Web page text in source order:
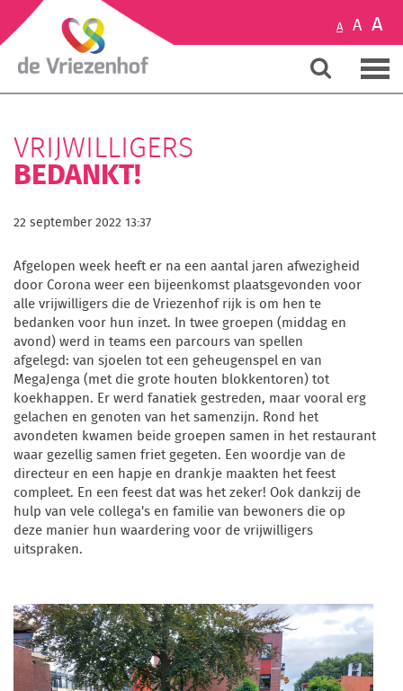
A A A
VRIJWILLIGERS
BEDANKT!
22 september 2022 13:37
Afgelopen week heeft er na een aantal jaren afwezigheid
door Corona weer een bijeenkomst plaatsgevonden voor
alle vrijwilligers die de Vriezenhof rijk is om hen te
bedanken voor hun inzet. In twee groepen (middag en
avond) werd in teams een parcours van spellen
afgelegd: van sjoelen tot een geheugenspel en van
MegaJenga (met die grote houten blokkentoren) tot
koekhappen. Er werd fanatiek gestreden, maar vooral erg
gelachen en genoten van het samenzijn. Rond het
avondeten kwamen beide groepen samen in het restaurant
waar gezellig samen friet gegeten. Een woordje van de
directeur en een hapje en drankje maakten het feest
compleet. En een feest dat was het zeker! Ook dankzij de
hulp van vele collega's en familie van bewoners die op
deze manier hun waardering voor de vrijwilligers
uitspraken.